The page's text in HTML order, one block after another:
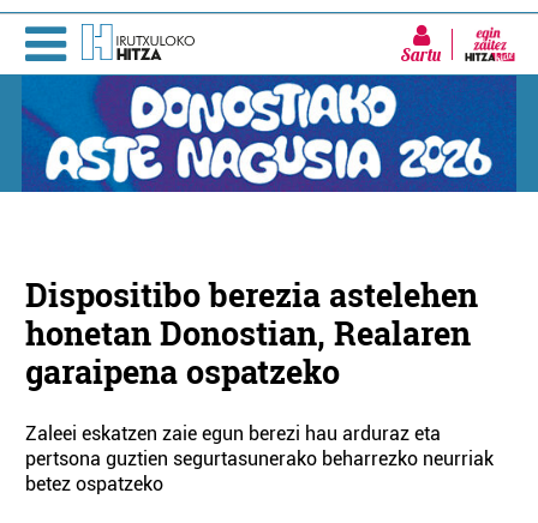
Sartu
Dispositibo berezia astelehen
honetan Donostian, Realaren
garaipena ospatzeko
Zaleei eskatzen zaie egun berezi hau arduraz eta
pertsona guztien segurtasunerako beharrezko neurriak
betez ospatzeko